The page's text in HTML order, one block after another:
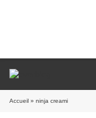
Accueil » ninja creami